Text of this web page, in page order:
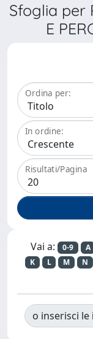
Sfoglia per
E
Ordina per:
In ordine:
Risultati/Pagina
Vai a: 0-9 A
K
L M N
o inserisci le